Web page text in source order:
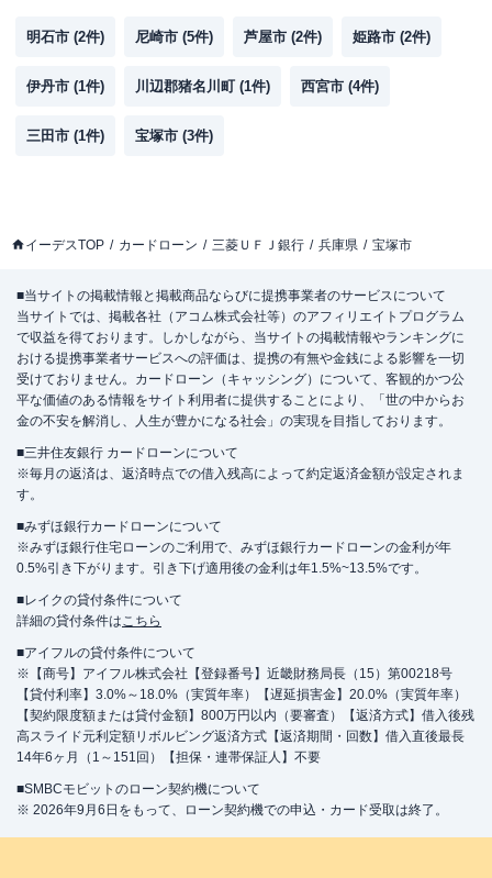
明石市 (2件) 尼崎市 (5件) 芦屋市 (2件) 姫路市 (2件)
伊丹市 (1件) 川辺郡猪名川町 (1件) 西宮市 (4件)
三田市 (1件) 宝塚市 (3件)
イーデスTOP カードローン 三菱ＵＦＪ銀行 兵庫県 宝塚市
■当サイトの掲載情報と掲載商品ならびに提携事業者のサービスについて
当サイトでは、掲載各社（アコム株式会社等）のアフィリエイトプログラム
で収益を得ております。しかしながら、当サイトの掲載情報やランキングに
おける提携事業者サービスへの評価は、提携の有無や金銭による影響を一切
受けておりません。カードローン（キャッシング）について、客観的かつ公
平な価値のある情報をサイト利用者に提供することにより、「世の中からお
金の不安を解消し、人生が豊かになる社会」の実現を目指しております。
■三井住友銀行 カードローンについて
※毎月の返済は、返済時点での借入残高によって約定返済金額が設定されま
す。
■みずほ銀行カードローンについて
※みずほ銀行住宅ローンのご利用で、みずほ銀行カードローンの金利が年
0.5%引き下がります。引き下げ適用後の金利は年1.5%~13.5%です。
■レイクの貸付条件について
詳細の貸付条件はこちら
■アイフルの貸付条件について
※【商号】アイフル株式会社【登録番号】近畿財務局長（15）第00218号
【貸付利率】3.0%～18.0%（実質年率）【遅延損害金】20.0%（実質年率）
【契約限度額または貸付金額】800万円以内（要審査）【返済方式】借入後残
高スライド元利定額リボルビング返済方式【返済期間・回数】借入直後最長
14年6ヶ月（1～151回）【担保・連帯保証人】不要
■SMBCモビットのローン契約機について
※ 2026年9月6日をもって、ローン契約機での申込・カード受取は終了。